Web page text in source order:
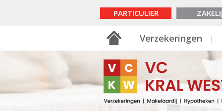
PARTICULIER
Verzekeringen
Zorgverzekering